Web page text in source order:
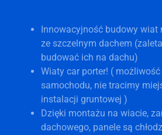
Innowacyjność budowy wiat
ze szczelnym dachem
budować ich na dachu)
Wiaty car porter! (
samochodu, nie tracimy
instalacji gruntowej )
Dzięki montażu na wiacie,
dachowego, panele są